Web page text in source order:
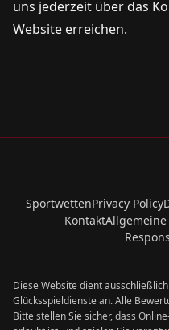
uns jederzeit über das
Website erreichen.
SportwettenPrivacy Policy
Kontakt
Diese Website dient
Glücksspieldienste an. Alle
Bitte stellen Sie sicher, dass